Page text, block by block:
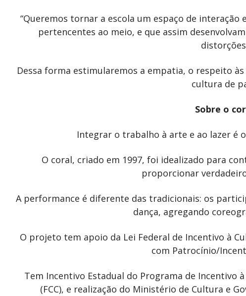
“Queremos tornar a escola um espaço de
pertencentes ao meio, e que assim
Dessa forma estimularemos a empatia, o respeito
cultura de
Sobre o
Integrar o trabalho à arte e ao lazer é
O coral, criado em 1997, foi idealizado para
proporcionar
A performance é diferente das tradicionais: os
dança, agregando
O projeto tem apoio da Lei Federal de Incentivo à
com Patrocínio/
Tem Incentivo Estadual do Programa de Incentivo
(FCC), e realização do Ministério de Cultura e